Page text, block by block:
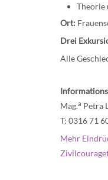
Theorie
Ort:
Drei
Alle
Mag.a Petra
T: 0316 71
Mehr